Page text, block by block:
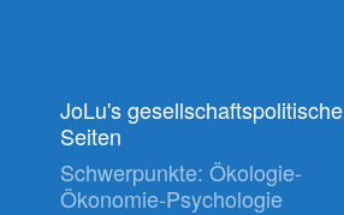
JoLu's gesellschaftspolitische
Seiten
Schwerpunkte: Ökologie-
Ökonomie-Psychologie